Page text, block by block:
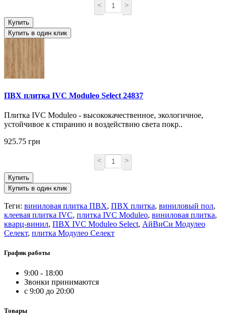
< >
Купить
Купить в один клик
ПВХ плитка IVC Moduleo Select 24837
Плитка IVC Moduleo - высококачественное, экологичное,
устойчивое к стиранию и воздействию света покр..
925.75 грн
< >
Купить
Купить в один клик
Теги: виниловая плитка ПВХ, ПВХ плитка, виниловый пол,
клеевая плитка IVC, плитка IVC Moduleo, виниловая плитка,
кварц-винил, ПВХ IVC Moduleo Select, АйВиСи Модулео
Селект, плитка Модулео Селект
График работы
9:00 - 18:00
Звонки принимаются
с 9:00 до 20:00
Товары